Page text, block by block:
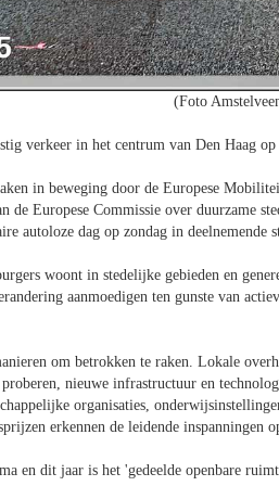
(Foto
verkeer in het centrum van Den Haag
in beweging door de Europese
de Europese Commissie over duurzame
autoloze dag op zondag in deelnemende
woont in stedelijke gebieden en
aanmoedigen ten gunste van
om betrokken te raken. Lokale
nieuwe infrastructuur en
organisaties,
erkennen de leidende inspanningen
en dit jaar is het 'gedeelde openbare